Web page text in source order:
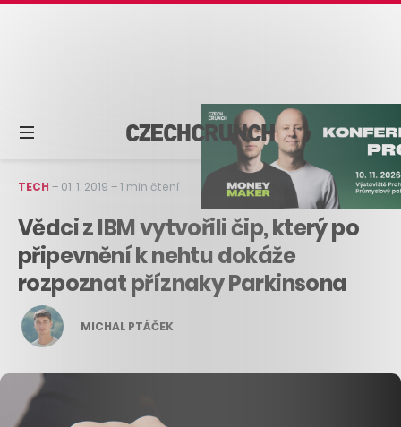
TECH – 01. 1. 2019 –1 min čtení
Vědci z IBM vytvořili čip, který po
připevnění k nehtu dokáže
rozpoznat příznaky Parkinsona
MICHAL PTÁČEK